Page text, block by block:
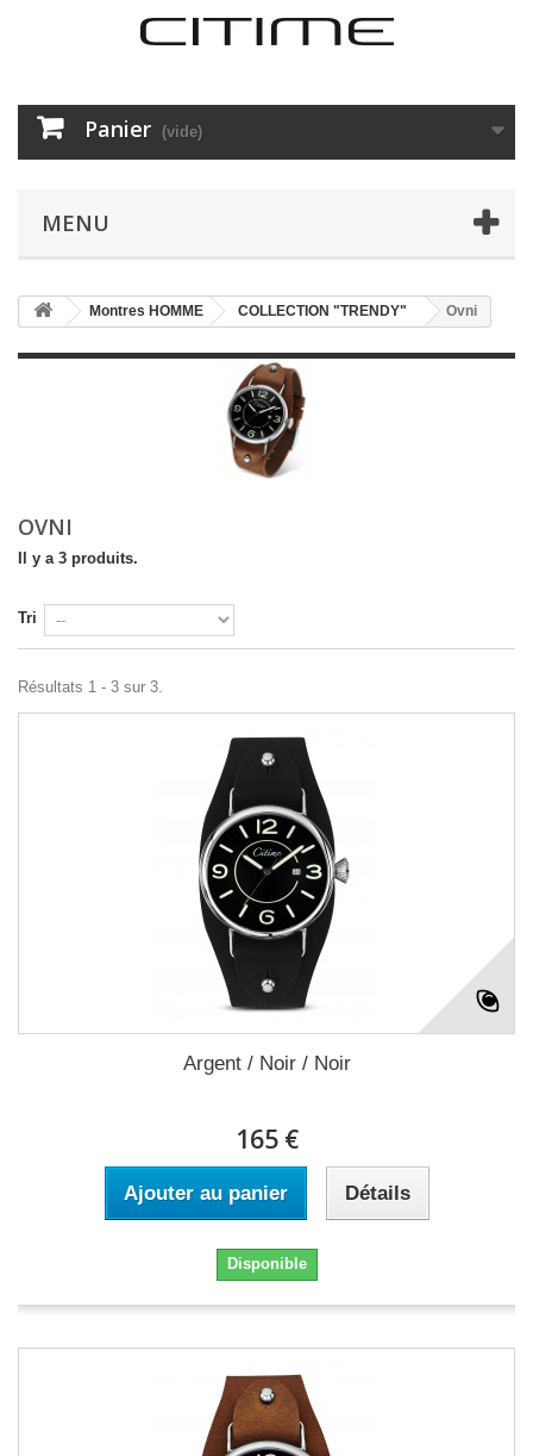
Panier (vide)
MENU
Montres HOMME COLLECTION "TRENDY" Ovni
OVNI
Il y a 3 produits.
Tri
Résultats 1 - 3 sur 3.
Argent / Noir / Noir
165 €
Ajouter au panier Détails
Disponible